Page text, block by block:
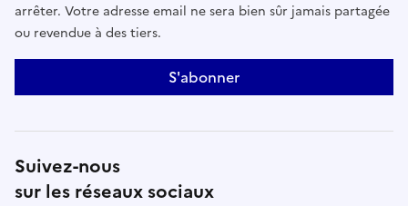
arrêter. Votre adresse email ne sera bien sûr jamais partagée
ou revendue à des tiers.
S'abonner
Suivez-nous
sur les réseaux sociaux